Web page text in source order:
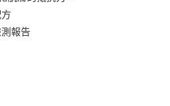
才付款」的支付方式。 讓您購物簡單
、不需儲值。
報告